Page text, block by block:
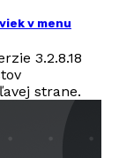
v menu
3.2.8.18
strane.